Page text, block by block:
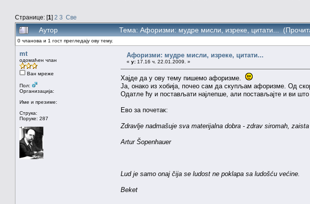
Странице: [1] 2 3 Све
Аутор Тема: Афоризми: мудре мисли, изреке, цитати...
0 чланова и 1 гост прегледају ову тему.
mt
одомаћен члан
Ван мреже
Пол:
Организација:
Име и презиме:
Струка:
Поруке: 287
Афоризми: мудре мисли, изреке, цитати...
« у: 17.16 ч. 22.01.2009. »
Хајде да у ову тему пишемо афоризме.
Ја, онако из хобија, почео сам да скупљам афоризме. Од
Одатле ћу и постављати најлепше, али постављајте и ви што
Ево за почетак:
Zdravlje nadmašuje sva materijalna dobra - zdrav siromah,
Artur Šopenhauer
Lud je samo onaj čija se ludost ne poklapa sa ludošću većine.
Beket